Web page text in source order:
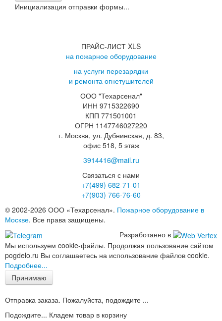
Инициализация отправки формы...
ПРАЙС-ЛИСТ XLS
на пожарное оборудование
на услуги перезарядки
и ремонта огнетушителей
ООО "Техарсенал"
ИНН 9715322690
КПП 771501001
ОГРН 1147746027220
г. Москва, ул. Дубнинская, д. 83,
офис 518, 5 этаж
3914416@mail.ru
Связаться с нами
+7(499) 682-71-01
+7(903) 766-76-60
© 2002-2026 ООО «Техарсенал». Пожарное оборудование в
Москве. Все права защищены.
Разработанно в
Мы используем cookie-файлы. Продолжая пользование сайтом
pogdelo.ru Вы соглашаетесь на использование файлов cookie.
Подробнее...
Принимаю
Отправка заказа. Пожалуйста, подождите ...
Подождите... Кладем товар в корзину